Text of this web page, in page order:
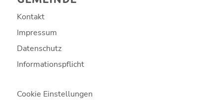
Kontakt
Impressum
Datenschutz
Informationspflicht
Cookie Einstellungen